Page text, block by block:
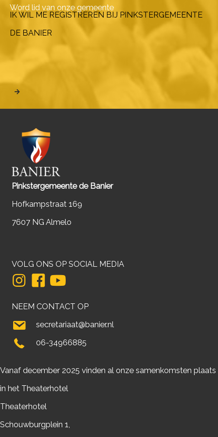
Word lid van onze gemeente
IK WIL ME REGISTREREN BIJ PINKSTERGEMEENTE
DE BANIER
Pinkstergemeente de Banier
Hofkampstraat 169
7607 NG Almelo
VOLG ONS OP SOCIAL MEDIA
NEEM CONTACT OP
secretariaat@banier.nl
06-34966885
Vanaf december 2025 vinden al onze samenkomsten plaats
in het Theaterhotel
Theaterhotel
Schouwburgplein 1,